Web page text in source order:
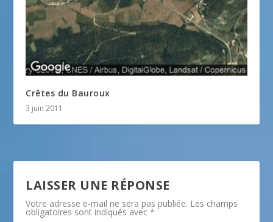
Crêtes du Bauroux
3 juin 2011
LAISSER UNE RÉPONSE
Votre adresse e-mail ne sera pas publiée. Les champs
obligatoires sont indiqués avec*